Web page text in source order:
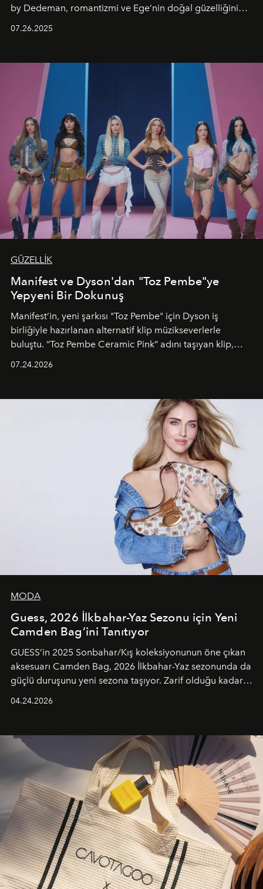
by Dedeman, romantizmi ve Ege’nin doğal güzelliğini
07.26.2025
GÜZELLİK
Manifest ve Dyson'dan "Toz Pembe"ye
Yepyeni Bir Dokunuş
Manifest’in, yeni şarkısı "Toz Pembe" için Dyson iş
birliğiyle hazırlanan alternatif klip müzikseverlerle
buluştu. “Toz Pembe Ceramic Pink” adını taşıyan klip,
unsurlarından biri olarak öne çıkıyor.
07.24.2026
MODA
Guess, 2026 İlkbahar-Yaz Sezonu için Yeni
Camden Bag’ini Tanıtıyor
GUESS’in 2025 Sonbahar/Kış koleksiyonunun öne çıkan
aksesuarı Camden Bag, 2026 İlkbahar-Yaz sezonunda da
güçlü duruşunu yeni sezona taşıyor. Zarif olduğu kadar
04.24.2026